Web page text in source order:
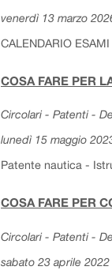
venerdì 13 marzo
CALENDARIO
COSA FARE PER
Circolari - Patenti -
lunedì 15 maggio
Patente nautica -
COSA FARE PER
Circolari - Patenti -
sabato 23 aprile 2022